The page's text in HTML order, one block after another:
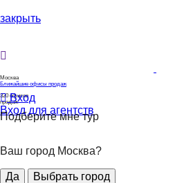
закрыть
Москва
Ближайшие офисы продаж
320 офисов
продаж
Вход
Вход для агентств
Подберите мне тур
Ваш город Москва?
Да Выбрать город